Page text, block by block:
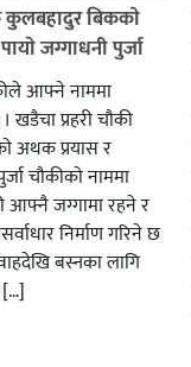
कुलबहादुर बिककाे
जग्गाधनी पुर्जा
आफ्ने नाममा
खडैचा प्रहरी चाैकी
अथक प्रयास र
चाैकीकाे नाममा
आफ्नै जग्गामा रहने र
निर्माण गरिने छ
बस्नका लागि